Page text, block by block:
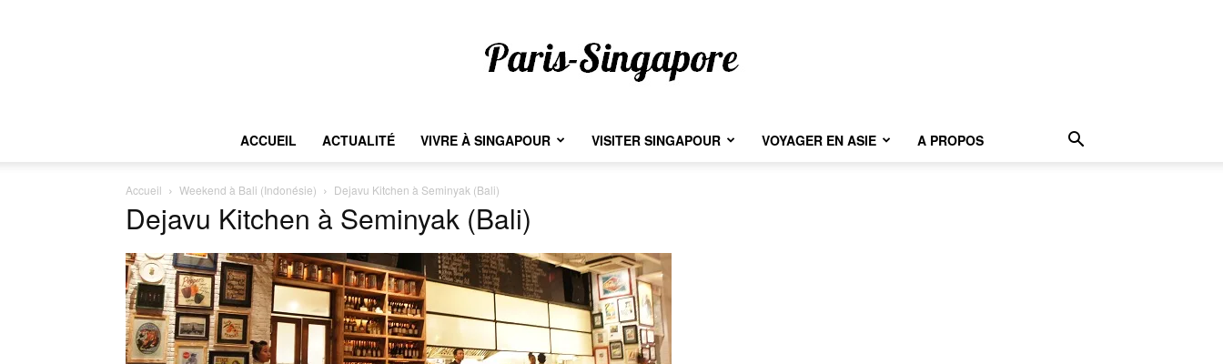
Paris-
Singapore
ACCUEIL ACTUALITÉ VIVRE À SINGAPOUR VISITER SINGAPOUR VOYAGER EN ASIE A PROPOS
Accueil Weekend à Bali (Indonésie) Dejavu Kitchen à Seminyak (Bali)
Dejavu Kitchen à Seminyak (Bali)